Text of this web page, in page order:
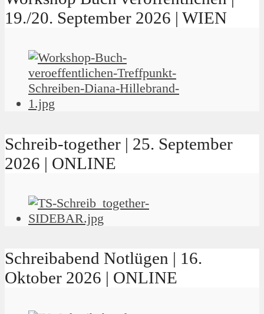
19./20. September 2026 | WIEN
Schreib-together | 25. September
2026 | ONLINE
Schreibabend Notlügen | 16.
Oktober 2026 | ONLINE